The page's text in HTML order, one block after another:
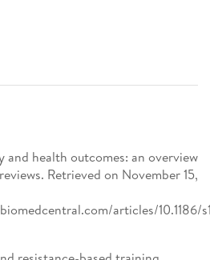
and health outcomes: an overview
Retrieved on November 15,
articles/10.1186/